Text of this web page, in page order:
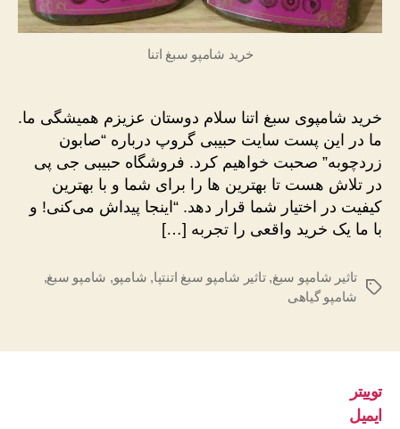
خرید شامپو سبغ اتنا
خرید شامپوی سبغ اتنا سلام دوستان عزیزم همیشگی ما.
ما در این پست سایت حبیبی گروپ درباره “صابون
زردچوبه” صحبت خواهیم کرد. فروشگاه حبیبی جی پی
در تلاش هست تا بهترین ها را برای شما و با بهترین
کیفیت در اختیار شما قرار دهد. “اینجا پیداش می‌کنی! و
با ما یک خرید واقعی را تجربه […]
برچسب‌ها
تاثیر شامپو سبغ,تاثیر شامپو سبغ اتنتپا, شامپو, شامپو سبغ,
شامپو گیاهی
توییتر
ایمیل